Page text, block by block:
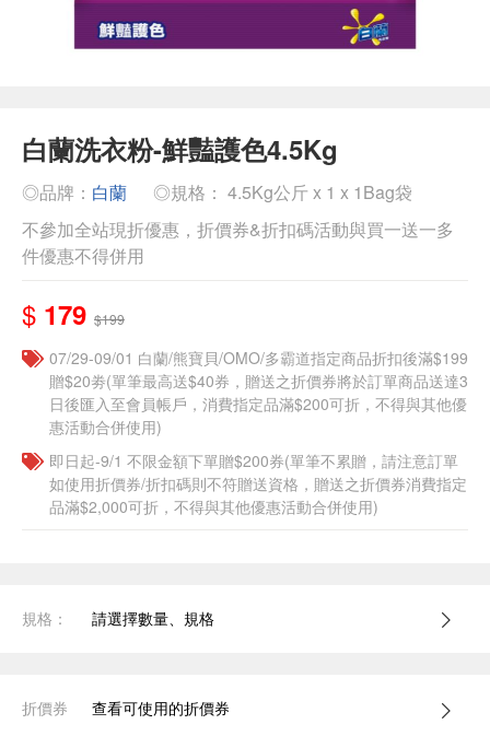
白蘭洗衣粉-鮮豔護色4.5Kg
◎品牌： 白蘭
◎規格： 4.5Kg公斤 x 1 x 1Bag袋
不參加全站現折優惠，折價券&折扣碼活動與買一送一多
件優惠不得併用
$ 179 $199
07/29-09/01 白蘭/熊寶貝/OMO/多霸道指定商品折扣後滿$199
贈$20劵(單筆最高送$40券，贈送之折價券將於訂單商品送達3
日後匯入至會員帳戶，消費指定品滿$200可折，不得與其他優
惠活動合併使用)
即日起-9/1 不限金額下單贈$200券(單筆不累贈，請注意訂單
如使用折價券/折扣碼則不符贈送資格，贈送之折價券消費指定
品滿$2,000可折，不得與其他優惠活動合併使用)
規格： 請選擇數量、規格
折價券 查看可使用的折價券